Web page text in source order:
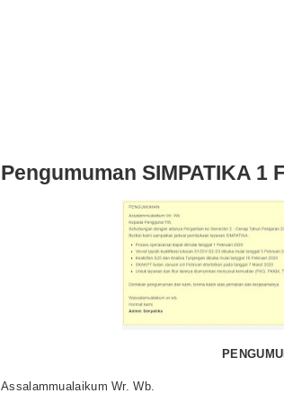
Pengumuman SIMPATIKA 1
Assalammualaikum Wr. Wb.